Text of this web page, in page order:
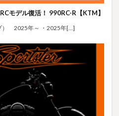
モデル復活！ 990RC-R【KTM】
） 2025年～ ・2025年[…]